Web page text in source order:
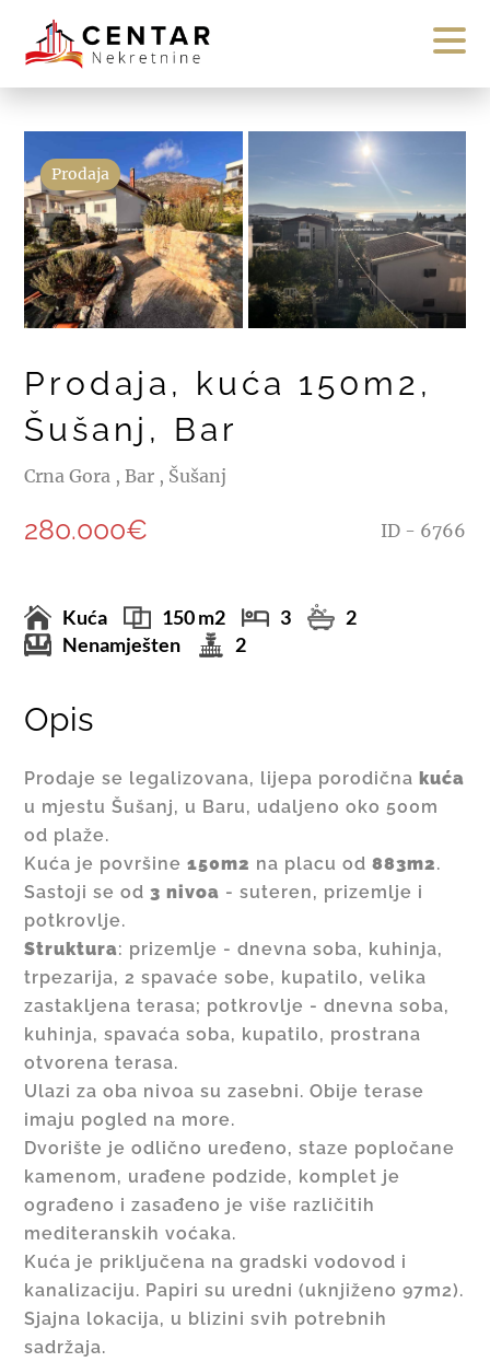
Prodaja
Prodaja, kuća 150m2,
Šušanj, Bar
Crna Gora , Bar , Šušanj
280.000€ ID - 6766
Kuća 150 m2 3
2
Nenamješten
2
Opis
Prodaje se legalizovana, lijepa porodičnakuća
u mjestu Šušanj, u Baru, udaljeno oko 500m
od plaže.
Kuća je površine 150m2 na placu od883m2.
Sastoji se od3 nivoa - suteren, prizemlje i
potkrovlje.
Struktura: prizemlje - dnevna soba, kuhinja,
trpezarija, 2 spavaće sobe, kupatilo, velika
zastakljena terasa; potkrovlje - dnevna soba,
kuhinja, spavaća soba, kupatilo, prostrana
otvorena terasa.
Ulazi za oba nivoa su zasebni. Obije terase
imaju pogled na more.
Dvorište je odlično uređeno, staze popločane
kamenom, urađene podzide, komplet je
ograđeno i zasađeno je više različitih
mediteranskih voćaka.
Kuća je priključena na gradski vodovod i
kanalizaciju. Papiri su uredni (uknjiženo 97m2).
Sjajna lokacija, u blizini svih potrebnih
sadržaja.